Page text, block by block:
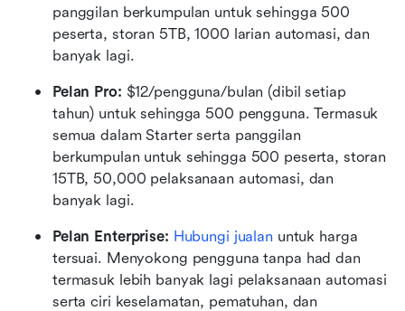
panggilan berkumpulan untuk sehingga 500
peserta, storan 5TB, 1000 larian automasi, dan
banyak lagi.
Pelan Pro: $12/pengguna/bulan (dibil setiap
tahun) untuk sehingga 500 pengguna. Termasuk
semua dalam Starter serta panggilan
berkumpulan untuk sehingga 500 peserta, storan
15TB, 50,000 pelaksanaan automasi, dan
banyak lagi.
Pelan Enterprise: Hubungi jualan untuk harga
tersuai. Menyokong pengguna tanpa had dan
termasuk lebih banyak lagi pelaksanaan automasi
serta ciri keselamatan, pematuhan, dan